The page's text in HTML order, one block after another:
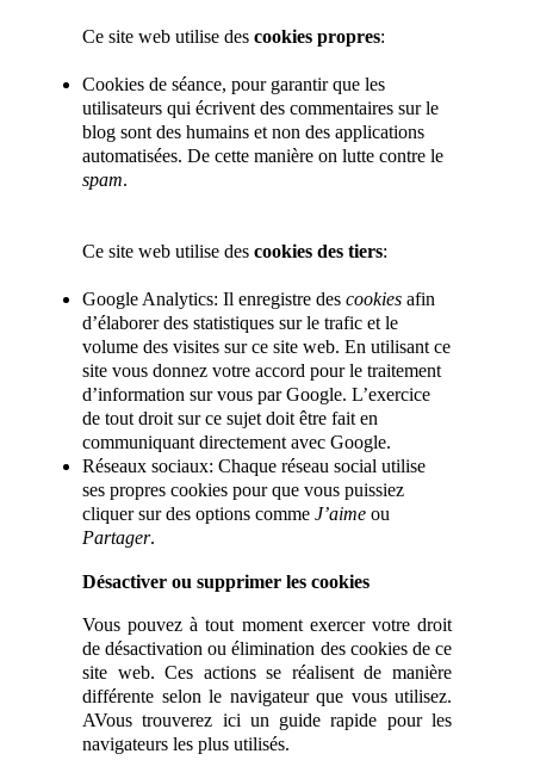
Ce site web utilise des cookies propres:
Cookies de séance, pour garantir que les
utilisateurs qui écrivent des commentaires sur le
blog sont des humains et non des applications
automatisées. De cette manière on lutte contre le
spam.
Ce site web utilise des cookies des tiers:
Google Analytics: Il enregistre des cookies afin
d’élaborer des statistiques sur le trafic et le
volume des visites sur ce site web. En utilisant ce
site vous donnez votre accord pour le traitement
d’information sur vous par Google. L’exercice
de tout droit sur ce sujet doit être fait en
communiquant directement avec Google.
Réseaux sociaux: Chaque réseau social utilise
ses propres cookies pour que vous puissiez
cliquer sur des options comme J’aime ou
Partager.
Désactiver ou supprimer les cookies
Vous pouvez à tout moment exercer votre droit
de désactivation ou élimination des cookies de ce
site web. Ces actions se réalisent de manière
différente selon le navigateur que vous utilisez.
AVous trouverez ici un guide rapide pour les
navigateurs les plus utilisés.